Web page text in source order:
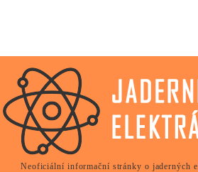
Neoficiální informační stránky o jaderných